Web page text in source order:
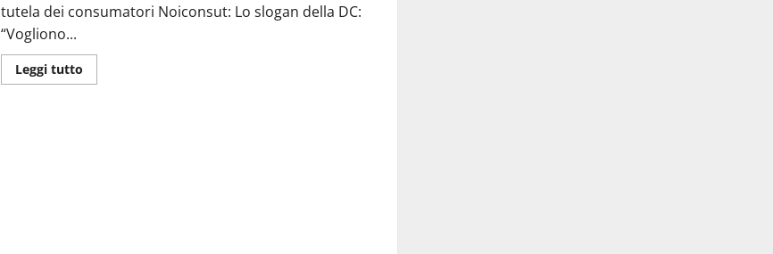
tutela dei consumatori Noiconsut: Lo slogan della DC:
“Vogliono...
Leggi tutto